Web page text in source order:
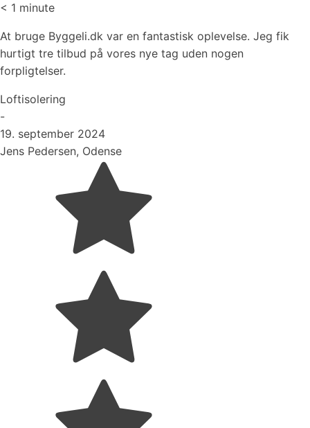
< 1 minute
At bruge Byggeli.dk var en fantastisk oplevelse. Jeg fik
hurtigt tre tilbud på vores nye tag uden nogen
forpligtelser.
Loftisolering
-
19. september 2024
Jens Pedersen, Odense